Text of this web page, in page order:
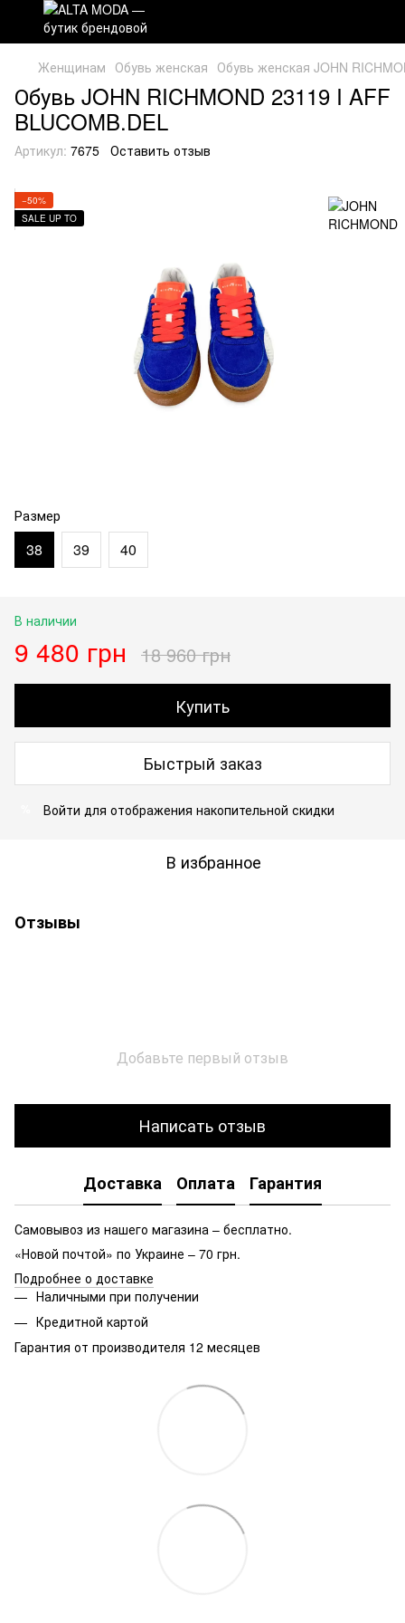
Женщинам Обувь женская Обувь женская JOHN
Обувь JOHN RICHMOND 23119 I AFF
BLUCOMB.DEL
Артикул: 7675 Оставить отзыв
−50%
SALE UP TO
Размер
38 39 40
В наличии
9 480 грн 18 960 грн
Купить
Быстрый заказ
Войти для отображения накопительной скидки
В избранное
Отзывы
Добавьте первый отзыв
Написать отзыв
Доставка Оплата Гарантия
Самовывоз из нашего магазина – бесплатно.
«Новой почтой» по Украине – 70 грн.
Подробнее о доставке
Наличными при получении
Кредитной картой
Гарантия от производителя 12 месяцев